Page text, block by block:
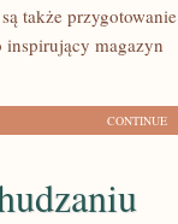
także przygotowanie
magazyn
CONTINUE